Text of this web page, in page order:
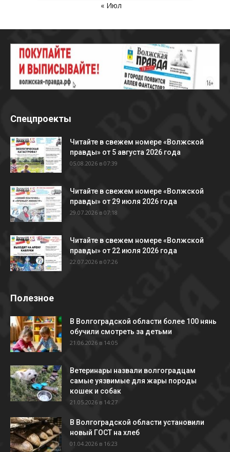
« Июл
Спецпроекты
Читайте в свежем номере «Волжской
правды» от 5 августа 2026 года
05.08.2026 в 07:39
Читайте в свежем номере «Волжской
правды» от 29 июля 2026 года
29.07.2026 в 07:18
Читайте в свежем номере «Волжской
правды» от 22 июля 2026 года
22.07.2026 в 07:26
Полезное
В Волгоградской области более 100 нянь
обучили смотреть за детьми
21.06.2026 в 14:05
Ветеринары назвали волгоградцам
самые уязвимые для жары породы
кошек и собак
21.05.2026 в 14:27
В Волгоградской области установили
новый ГОСТ на хлеб
01.04.2026 в 16:23